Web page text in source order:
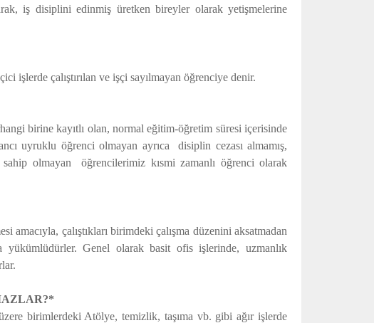
iş disiplini edinmiş üretken bireyler olarak yetişmelerine
işlerde çalıştırılan ve işçi sayılmayan öğrenciye denir.
birine kayıtlı olan, normal eğitim-öğretim süresi içerisinde
uyruklu öğrenci olmayan ayrıca disiplin cezası almamış,
olmayan öğrencilerimiz kısmi zamanlı öğrenci olarak
çalıştıkları birimdeki çalışma düzenini aksatmadan
yükümlüdürler. Genel olarak basit ofis işlerinde, uzmanlık
birimlerdeki Atölye, temizlik, taşıma vb. gibi ağır işlerde